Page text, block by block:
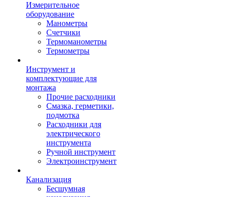
Измерительное
оборудование
Манометры
Счетчики
Термоманометры
Термометры
Инструмент и
комплектующие для
монтажа
Прочие расходники
Смазка, герметики,
подмотка
Расходники для
электрического
инструмента
Ручной инструмент
Электроинструмент
Канализация
Бесшумная